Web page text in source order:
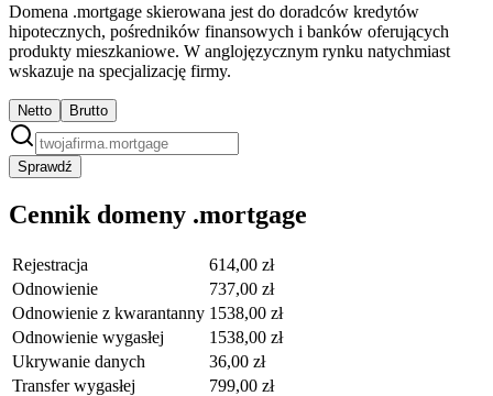
Domena .mortgage skierowana jest do doradców kredytów
hipotecznych, pośredników finansowych i banków oferujących
produkty mieszkaniowe. W anglojęzycznym rynku natychmiast
wskazuje na specjalizację firmy.
Netto Brutto
Sprawdź
Cennik domeny .mortgage
Rejestracja
614,00 zł
Odnowienie
737,00 zł
Odnowienie z kwarantanny 1538,00 zł
Odnowienie wygasłej
1538,00 zł
Ukrywanie danych
36,00 zł
Transfer wygasłej
799,00 zł